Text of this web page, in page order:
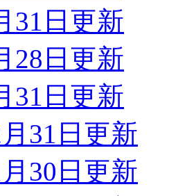
31日更新
28日更新
31日更新
31日更新
30日更新